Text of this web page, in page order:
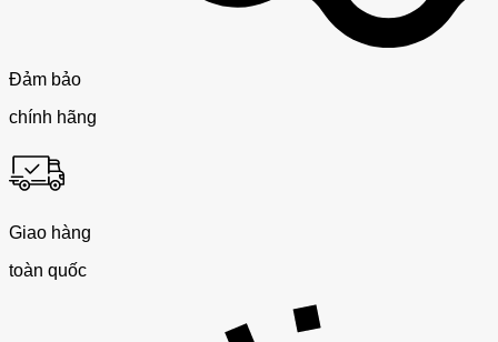
Đảm bảo
chính hãng
Giao hàng
toàn quốc